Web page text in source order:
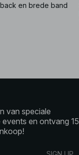
en brede band
van speciale
en ontvang 15